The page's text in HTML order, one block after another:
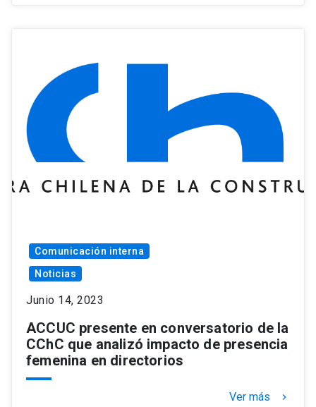
Comunicación interna
Noticias
Junio 14, 2023
ACCUC presente en conversatorio de la
CChC que analizó impacto de presencia
femenina en directorios
Ver más keyboard_arrow_right